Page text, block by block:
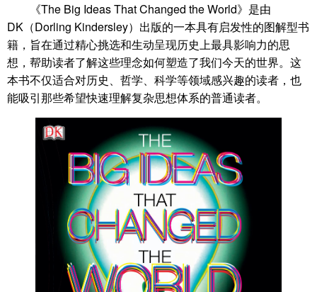
《The Big Ideas That Changed the World》是由
DK（Dorling Kindersley）出版的一本具有启发性的图解型书
籍，旨在通过精心挑选和生动呈现历史上最具影响力的思
想，帮助读者了解这些理念如何塑造了我们今天的世界。这
本书不仅适合对历史、哲学、科学等领域感兴趣的读者，也
能吸引那些希望快速理解复杂思想体系的普通读者。